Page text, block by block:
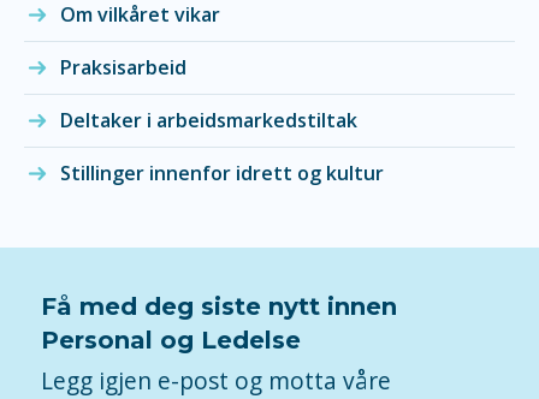
Om vilkåret vikar
Praksisarbeid
Deltaker i arbeidsmarkedstiltak
Stillinger innenfor idrett og kultur
Få med deg siste nytt innen
Personal og Ledelse
Legg igjen e-post og motta våre